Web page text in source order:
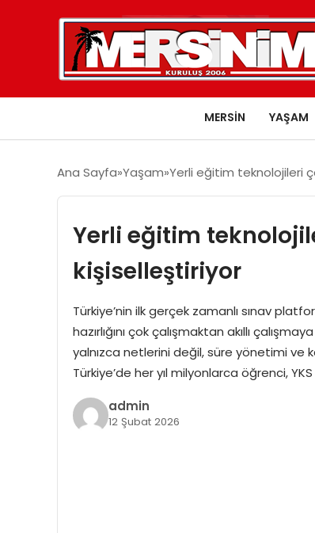
MERSIN YAŞAM
Ana Sayfa Yaşam Yerli eğitim teknolojileri
Yerli eğitim
kişiselleştiriyor
Türkiye’nin ilk gerçek zamanlı sınav
hazırlığını çok çalışmaktan akıllı
yalnızca netlerini değil, süre yönetimi ve
Türkiye’de her yıl milyonlarca öğrenci,
admin
12 Şubat 2026